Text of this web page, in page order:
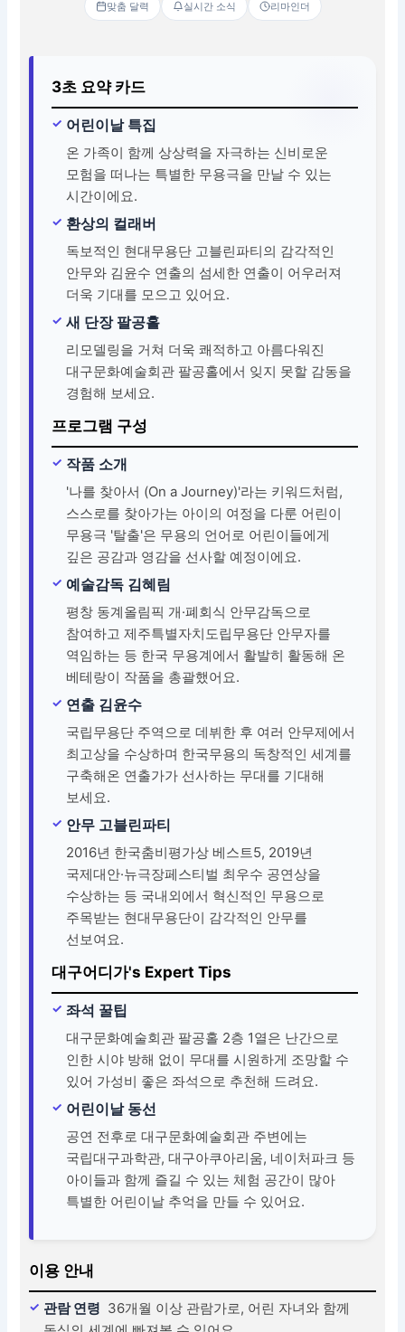
맞춤 달력 실시간 소식 리마인더
3초 요약 카드
어린이날 특집
온 가족이 함께 상상력을 자극하는 신비로운
모험을 떠나는 특별한 무용극을 만날 수 있는
시간이에요.
환상의 컬래버
독보적인 현대무용단 고블린파티의 감각적인
안무와 김윤수 연출의 섬세한 연출이 어우러져
더욱 기대를 모으고 있어요.
새 단장 팔공홀
리모델링을 거쳐 더욱 쾌적하고 아름다워진
대구문화예술회관 팔공홀에서 잊지 못할 감동을
경험해 보세요.
프로그램 구성
작품 소개
'나를 찾아서 (On a Journey)'라는 키워드처럼,
스스로를 찾아가는 아이의 여정을 다룬 어린이
무용극 '탈출'은 무용의 언어로 어린이들에게
깊은 공감과 영감을 선사할 예정이에요.
예술감독 김혜림
평창 동계올림픽 개·폐회식 안무감독으로
참여하고 제주특별자치도립무용단 안무자를
역임하는 등 한국 무용계에서 활발히 활동해 온
베테랑이 작품을 총괄했어요.
연출 김윤수
국립무용단 주역으로 데뷔한 후 여러 안무제에서
최고상을 수상하며 한국무용의 독창적인 세계를
구축해온 연출가가 선사하는 무대를 기대해
보세요.
안무 고블린파티
2016년 한국춤비평가상 베스트5, 2019년
국제대안·뉴극장페스티벌 최우수 공연상을
수상하는 등 국내외에서 혁신적인 무용으로
주목받는 현대무용단이 감각적인 안무를
선보여요.
대구어디가's Expert Tips
좌석 꿀팁
대구문화예술회관 팔공홀 2층 1열은 난간으로
인한 시야 방해 없이 무대를 시원하게 조망할 수
있어 가성비 좋은 좌석으로 추천해 드려요.
어린이날 동선
공연 전후로 대구문화예술회관 주변에는
국립대구과학관, 대구아쿠아리움, 네이처파크 등
아이들과 함께 즐길 수 있는 체험 공간이 많아
특별한 어린이날 추억을 만들 수 있어요.
이용 안내
관람 연령 36개월 이상 관람가로, 어린 자녀와 함께